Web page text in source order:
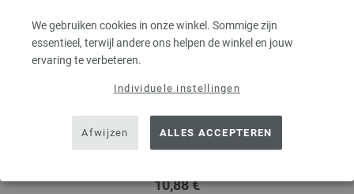
We gebruiken cookies in onze winkel. Sommige zijn
essentieel, terwijl andere ons helpen de winkel en jouw
ervaring te verbeteren.
Individuele instellingen
Afwijzen ALLES ACCEPTEREN
Kousenbreinaalden Designer Hout Multicolor dikte
Kousenbreinaalden designer hout Multicolor LANA GROSSA, gemaakt van
10,88 €